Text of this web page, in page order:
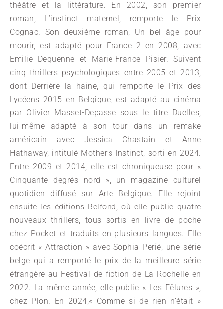
théâtre et la littérature. En 2002, son premier
roman, L’instinct maternel, remporte le Prix
Cognac. Son deuxième roman, Un bel âge pour
mourir, est adapté pour France 2 en 2008, avec
Emilie Dequenne et Marie-France Pisier. Suivent
cinq thrillers psychologiques entre 2005 et 2013,
dont Derrière la haine, qui remporte le Prix des
Lycéens 2015 en Belgique, est adapté au cinéma
par Olivier Masset-Depasse sous le titre Duelles,
lui-même adapté à son tour dans un remake
américain avec Jessica Chastain et Anne
Hathaway, intitulé Mother’s Instinct, sorti en 2024.
Entre 2009 et 2014, elle est chroniqueuse pour «
Cinquante degrés nord », un magazine culturel
quotidien diffusé sur Arte Belgique. Elle rejoint
ensuite les éditions Belfond, où elle publie quatre
nouveaux thrillers, tous sortis en livre de poche
chez Pocket et traduits en plusieurs langues. Elle
coécrit « Attraction » avec Sophia Perié, une série
belge qui a remporté le prix de la meilleure série
étrangère au Festival de fiction de La Rochelle en
2022. La même année, elle publie « Les Fêlures »,
chez Plon. En 2024,« Comme si de rien n’était »